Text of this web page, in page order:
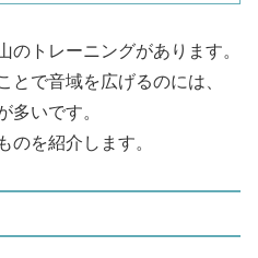
のトレーニングがあります。
とで音域を広げるのには、
多いです。
のを紹介します。